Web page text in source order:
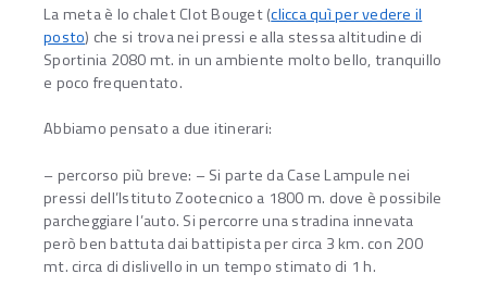
La meta è lo chalet Clot Bouget (clicca quì per vedere il
posto) che si trova nei pressi e alla stessa altitudine di
Sportinia 2080 mt. in un ambiente molto bello, tranquillo
e poco frequentato.
Abbiamo pensato a due itinerari:
– percorso più breve: – Si parte da Case Lampule nei
pressi dell’Istituto Zootecnico a 1800 m. dove è possibile
parcheggiare l’auto. Si percorre una stradina innevata
però ben battuta dai battipista per circa 3 km. con 200
mt. circa di dislivello in un tempo stimato di 1 h.